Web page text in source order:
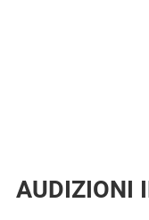
AUDIZIONI